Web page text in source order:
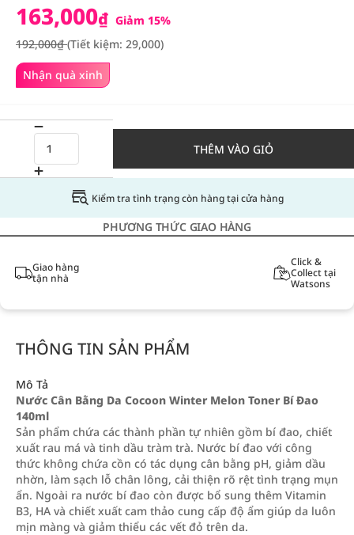
Nhận quà xinh
163,000₫ Giảm 15%
192,000₫(Tiết kiệm: 29,000)
THÊM VÀO GIỎ
Kiểm tra tình trạng còn hàng tại cửa hàng
PHƯƠNG THỨC GIAO HÀNG
Giao hàng
tận nhà
Click &
Collect tại
Watsons
THÔNG TIN SẢN PHẨM
Mô Tả
Nước Cân Bằng Da Cocoon Winter Melon Toner Bí Đao
140ml
Sản phẩm chứa các thành phần tự nhiên gồm bí đao, chiết
xuất rau má và tinh dầu tràm trà. Nước bí đao với công
thức không chứa cồn có tác dụng cân bằng pH, giảm dầu
nhờn, làm sạch lỗ chân lông, cải thiện rõ rệt tình trạng mụn
ẩn. Ngoài ra nước bí đao còn được bổ sung thêm Vitamin
B3, HA và chiết xuất cam thảo cung cấp độ ẩm giúp da luôn
mịn màng và giảm thiểu các vết đỏ trên da.